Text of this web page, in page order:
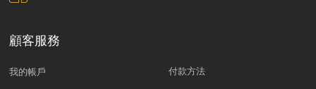
顧客服務
我的帳戶 付款方法